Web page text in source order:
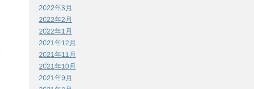
2022年3月
2022年2月
2022年1月
2021年12月
2021年11月
2021年10月
2021年9月